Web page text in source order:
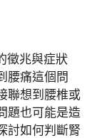
腰痛這個問
聯想到腰椎或
題也可能是造
討如何判斷腎